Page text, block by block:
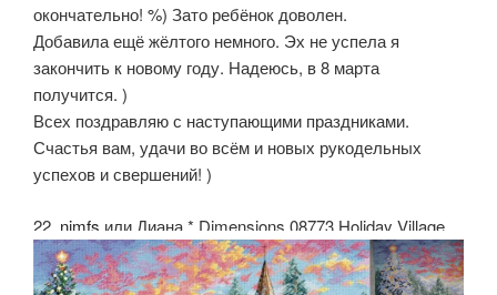
окончательно! %) Зато ребёнок доволен.
Добавила ещё жёлтого немного. Эх не успела я
закончить к новому году. Надеюсь, в 8 марта
получится. )
Всех поздравляю с наступающими праздниками.
Счастья вам, удачи во всём и новых рукодельных
успехов и свершений! )
22. nimfs или Диана.* Dimensions 08773 Holiday Village.